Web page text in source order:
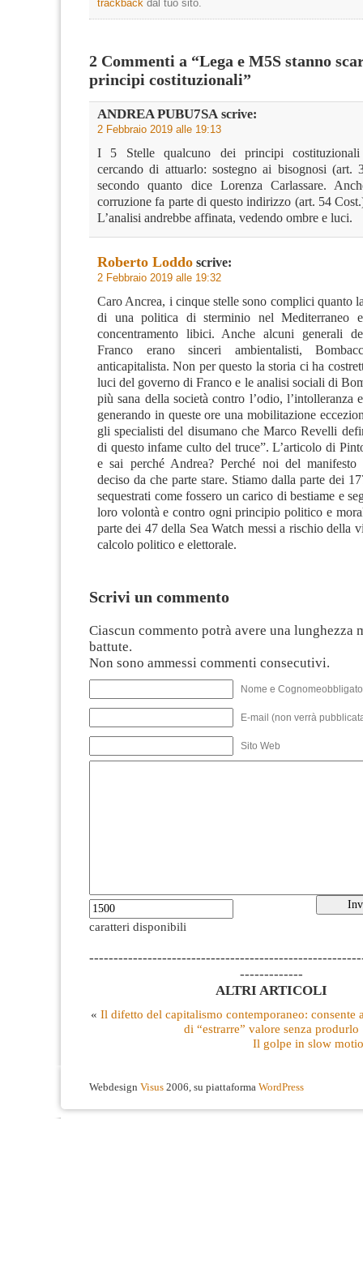
trackback dal tuo sito.
2 Commenti a “Lega e M5S stanno
principi costituzionali”
ANDREA PUBU7SA scrive:
2 Febbraio 2019 alle 19:13
I 5 Stelle qualcuno dei principi costituzionali
cercando di attuarlo: sostegno ai bisognosi (art.
secondo quanto dice Lorenza Carlassare.
corruzione fa parte di questo indirizzo (art. 54
L’analisi andrebbe affinata, vedendo ombre e luci.
Roberto Loddo scrive:
2 Febbraio 2019 alle 19:32
Caro Ancrea, i cinque stelle sono complici quanto
di una politica di sterminio nel Mediterraneo
concentramento libici. Anche alcuni generali
Franco erano sinceri ambientalisti,
anticapitalista. Non per questo la storia ci ha
luci del governo di Franco e le analisi sociali di
più sana della società contro l’odio, l’intolleranza
generando in queste ore una mobilitazione
gli specialisti del disumano che Marco Revelli
di questo infame culto del truce”. L’articolo di
e sai perché Andrea? Perché noi del manifesto
deciso da che parte stare. Stiamo dalla parte dei
sequestrati come fossero un carico di bestiame e
loro volontà e contro ogni principio politico e
parte dei 47 della Sea Watch messi a rischio della
calcolo politico e elettorale.
Scrivi un commento
Ciascun commento potrà avere una lunghezza
battute.
Non sono ammessi commenti consecutivi.
Nome e
E-mail (non verrà
Sito Web
caratteri disponibili
-------------
ALTRI ARTICOLI
« Il difetto del capitalismo contemporaneo: consente
di “estrarre” valore senza produrlo
Il golpe in slow
Webdesign Visus 2006, su piattaforma WordPress